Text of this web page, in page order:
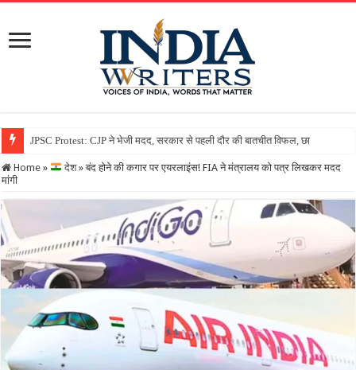
Home » देश » बंद होने की कगार पर एयरलाइंस! FIA ने मंत्रालय को पत्र लिखकर मदद
मांगी